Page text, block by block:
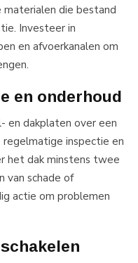
materialen die bestand
Investeer in
en afvoerkanalen om
en onderhoud
en dakplaten over een
regelmatige inspectie en
het dak minstens twee
van schade of
actie om problemen